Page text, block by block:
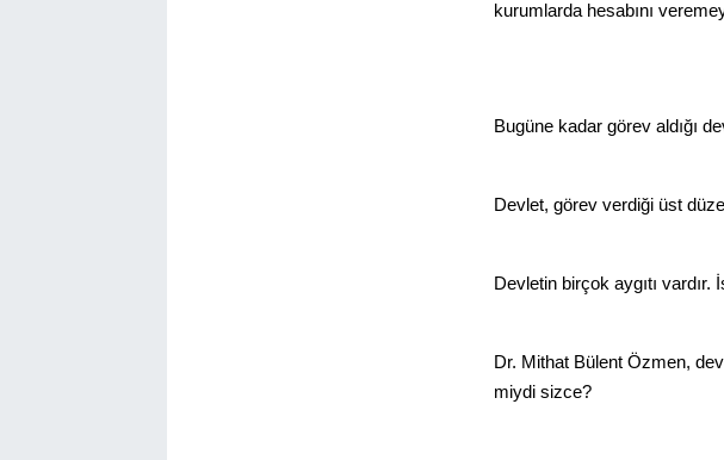
kurumlarda hesabını
Bugüne kadar görev aldığı
Devlet, görev verdiği üst
Devletin birçok aygıtı
Dr. Mithat Bülent Özmen,
miydi sizce?